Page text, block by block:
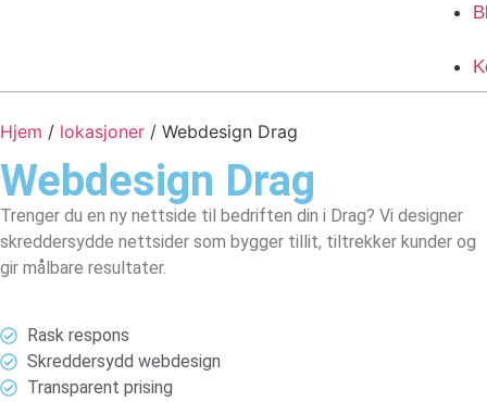
Hjem / lokasjoner / Webdesign Drag
Webdesign Drag
Trenger du en ny nettside til bedriften din i Drag? Vi designer
skreddersydde nettsider som bygger tillit, tiltrekker kunder og
gir målbare resultater.
Rask respons
Skreddersydd webdesign
Transparent prising